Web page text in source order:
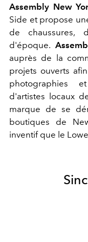
Assembly New
Side et propose
de chaussures,
d'époque.
auprès de la
projets ouverts
photographies
d'artistes locaux
marque de se
boutiques de
inventif que le